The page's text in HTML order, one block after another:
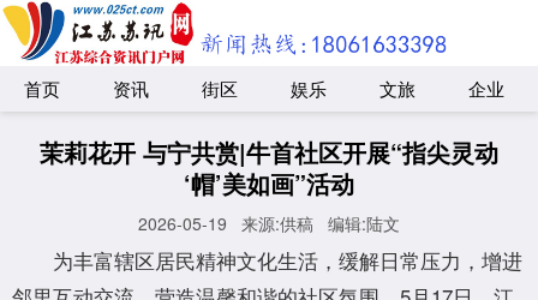
首页 资讯 街区 娱乐 文旅 企业
茉莉花开 与宁共赏|牛首社区开展“指尖灵动
‘帽’美如画”活动
2026-05-19 来源:供稿 编辑:陆文
为丰富辖区居民精神文化生活，缓解日常压力，增进